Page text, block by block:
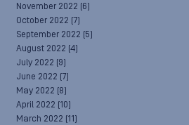
November 2022 (6)
October 2022 (7)
September 2022 (5)
August 2022 (4)
July 2022 (9)
June 2022 (7)
May 2022 (8)
April 2022 (10)
March 2022 (11)